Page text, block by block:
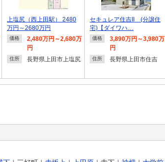
上塩尻（西上田駅） 2480
万円～2680万円
価格
2,480万円～2,680万
円
住所 長野県上田市上塩尻
セキュレア住吉II (分譲住
宅)【ダイワハ…
価格
3,890万円～3,980万
円
住所 長野県上田市住吉